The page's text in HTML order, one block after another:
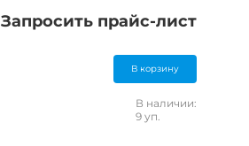
Запросить прайс-лист
В корзину
В наличии:
9 уп.